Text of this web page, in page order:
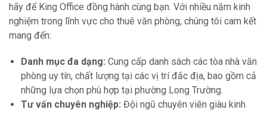
hãy để King Office đồng hành cùng bạn. Với nhiều năm kinh
nghiệm trong lĩnh vực cho thuê văn phòng, chúng tôi cam kết
mang đến:
Danh mục đa dạng: Cung cấp danh sách các tòa nhà văn
phòng uy tín, chất lượng tại các vị trí đắc địa, bao gồm cả
những lựa chọn phù hợp tại phường Long Trường.
Tư vấn chuyên nghiệp: Đội ngũ chuyên viên giàu kinh